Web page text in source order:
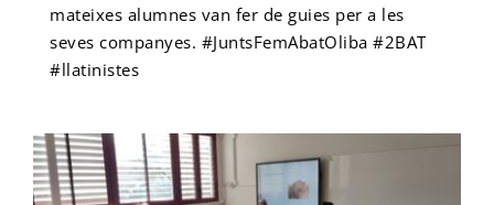
mateixes alumnes van fer de guies per a les
seves companyes. #JuntsFemAbatOliba #2BAT
#llatinistes